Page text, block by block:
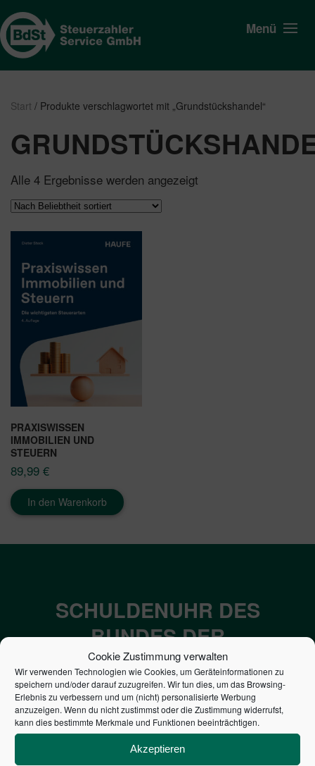
Cookie Zustimmung verwalten
Wir verwenden Technologien wie Cookies, um Geräteinformationen zu
speichern und/oder darauf zuzugreifen. Wir tun dies, um das Browsing-
Erlebnis zu verbessern und um (nicht) personalisierte Werbung
anzuzeigen. Wenn du nicht zustimmst oder die Zustimmung widerrufst,
kann dies bestimmte Merkmale und Funktionen beeinträchtigen.
Akzeptieren
Menü
Start / Produkte verschlagwortet mit „Grundstückshandel“
Alle 4 Ergebnisse werden angezeigt
PRAXISWISSEN
IMMOBILIEN UND
STEUERN
89,99 €
In den Warenkorb
SCHULDENUHR DES
BUNDES DER
STEUERZAHLER
7,052€
NEUVERSCHULDUNG
PRO SEKUNDE